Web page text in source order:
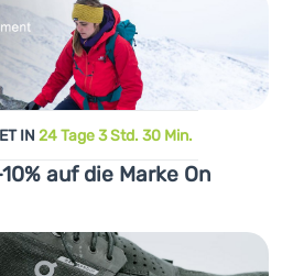
IN 24 Tage 3 Std. 30 Min.
auf die Marke On